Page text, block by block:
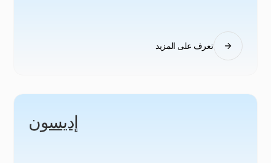
تعرف على المزيد
إديسون